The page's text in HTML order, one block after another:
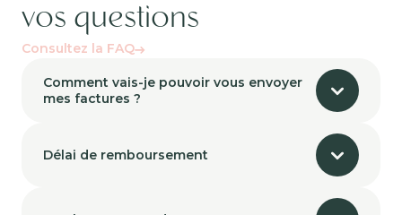
vos questions
Consultez la FAQ
Comment vais-je pouvoir vous envoyer
mes factures ?
Délai de remboursement